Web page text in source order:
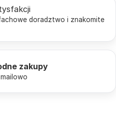
doradztwo i znakomite
zakupy